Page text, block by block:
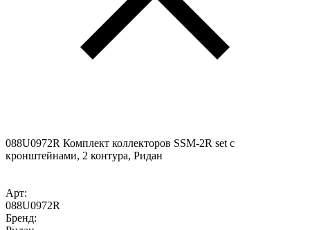
088U0972R Комплект коллекторов SSM-2R set с
кронштейнами, 2 контура, Ридан
Арт:
088U0972R
Бренд: